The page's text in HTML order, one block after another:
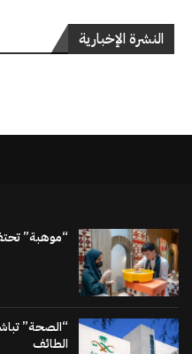
النشرة الإخبارية
“موهبة” تحتفي بوفود
“الصحة”
الطائف